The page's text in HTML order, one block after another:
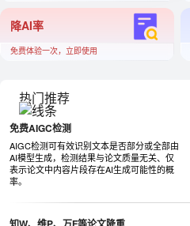
降AI率
免费体验一次，立即使用
热门推荐
免费AIGC检测
AIGC检测可有效识别文本是否部分或全部由
AI模型生成，检测结果与论文质量无关、仅
表示论文中内容片段存在AI生成可能性的概
率。